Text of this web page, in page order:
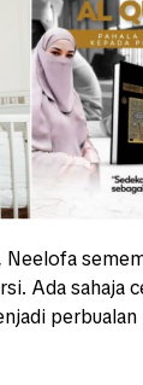
Ada sahaja